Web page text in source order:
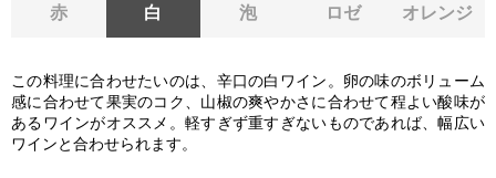
赤 白 泡 ロゼ オレンジ
この料理に合わせたいのは、辛口の白ワイン。卵の味のボリューム
感に合わせて果実のコク、山椒の爽やかさに合わせて程よい酸味が
あるワインがオススメ。軽すぎず重すぎないものであれば、幅広い
ワインと合わせられます。